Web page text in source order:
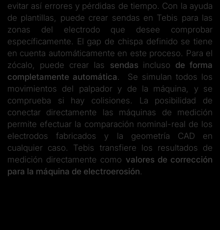
evitar así errores y pérdidas de tiempo. Con la ayuda
de plantillas, puede crear sendas en Tebis para las
zonas del electrodo que desee comprobar
específicamente. El gap de chispa definido se tiene
en cuenta automáticamente en este proceso. Para el
zócalo, puede crear las sendas incluso de forma
completamente automática . Se simulan todos los
movimientos del palpador y de la máquina, y se
comprueba si hay colisiones. La posibilidad de
conectar directamente las máquinas de medición
permite efectuar la comparación nominal-real de los
electrodos fabricados y la geometría CAD en
cualquier caso. Tebis transfiere los resultados de
medición directamente como valores de corrección
para la máquina de electroerosión.